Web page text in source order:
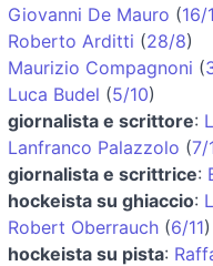
Giovanni De Mauro (16/
Roberto Arditti (28/8)
Maurizio Compagnoni (
Luca Budel (5/10)
giornalista e scrittore:
Lanfranco Palazzolo (7/
giornalista e scrittrice:
hockeista su ghiaccio:
Robert Oberrauch (6/11)
hockeista su pista: